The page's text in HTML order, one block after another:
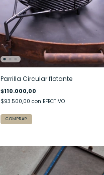
Parrilla Circular flotante
$110.000,00
$93.500,00 con EFECTIVO
COMPRAR